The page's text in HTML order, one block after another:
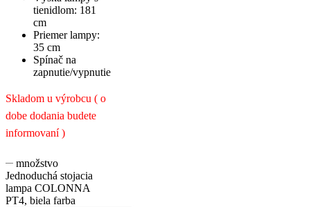
tienidlom: 181
cm
Priemer lampy:
35 cm
Spínač na
zapnutie/vypnutie
Skladom u výrobcu ( o
dobe dodania budete
informovaní )
množstvo
Jednoduchá stojacia
lampa COLONNA
PT4, biela farba